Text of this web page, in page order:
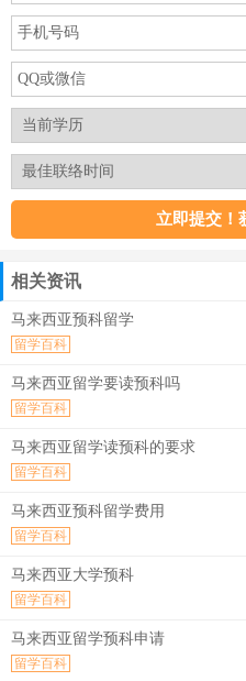
相关资讯
马来西亚预科留学
留学百科
马来西亚留学要读预科吗
留学百科
马来西亚留学读预科的要求
留学百科
马来西亚预科留学费用
留学百科
马来西亚大学预科
留学百科
马来西亚留学预科申请
留学百科